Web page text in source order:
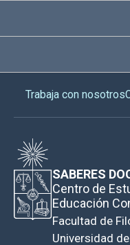
Trabaja con nosotros
SABERES
Centro de
Educación
Facultad de
Universidad